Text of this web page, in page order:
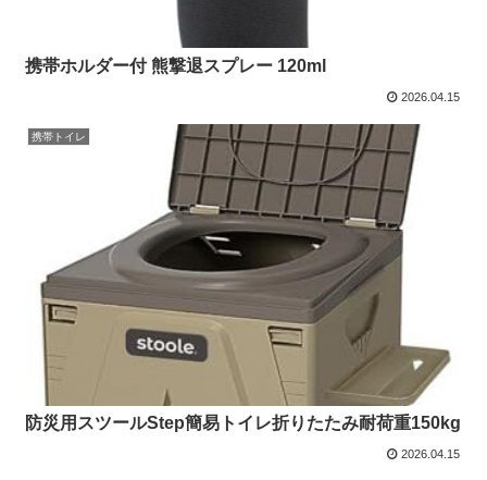
携帯ホルダー付 熊撃退スプレー 120ml
2026.04.15
携帯トイレ
防災用スツールStep簡易トイレ折りたたみ耐荷重150kg
2026.04.15